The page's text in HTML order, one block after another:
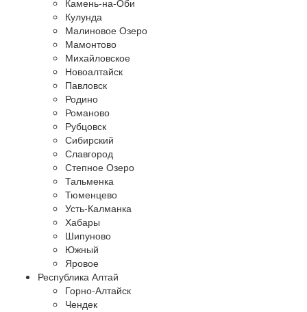
Камень-на-Оби
Кулунда
Малиновое Озеро
Мамонтово
Михайловское
Новоалтайск
Павловск
Родино
Романово
Рубцовск
Сибирский
Славгород
Степное Озеро
Тальменка
Тюменцево
Усть-Калманка
Хабары
Шипуново
Южный
Яровое
Республика Алтай
Горно-Алтайск
Чендек